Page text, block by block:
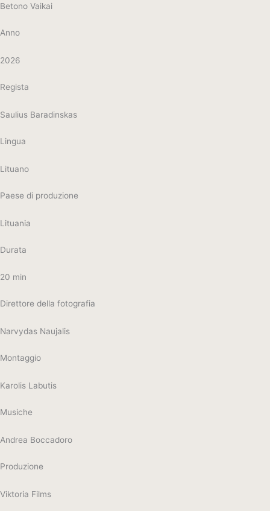
Betono Vaikai
Anno
2026
Regista
Saulius Baradinskas
Lingua
Lituano
Paese di produzione
Lituania
Durata
20 min
Direttore della fotografia
Narvydas Naujalis
Montaggio
Karolis Labutis
Musiche
Andrea Boccadoro
Produzione
Viktoria Films